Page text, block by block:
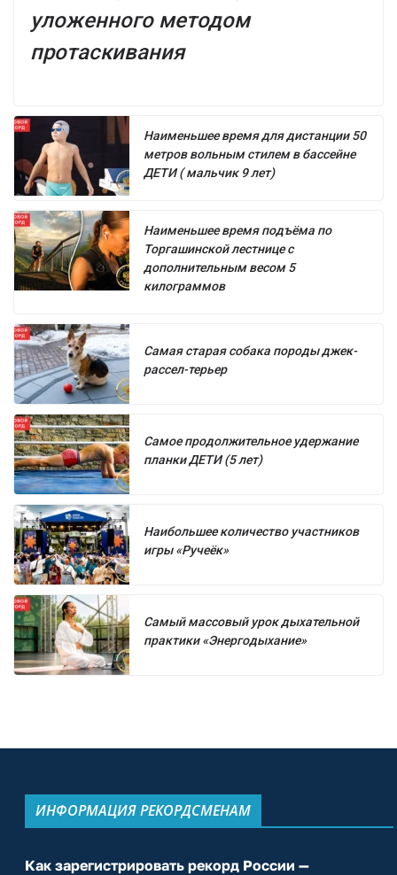
уложенного методом
протаскивания
Наименьшее время для дистанции 50
метров вольным стилем в бассейне
ДЕТИ ( мальчик 9 лет)
Наименьшее время подъёма по
Торгашинской лестнице с
дополнительным весом 5
килограммов
Самая старая собака породы джек-
рассел-терьер
Самое продолжительное удержание
планки ДЕТИ (5 лет)
Наибольшее количество участников
игры «Ручеёк»
Самый массовый урок дыхательной
практики «Энергодыхание»
ИНФОРМАЦИЯ РЕКОРДСМЕНАМ
Как зарегистрировать рекорд России —